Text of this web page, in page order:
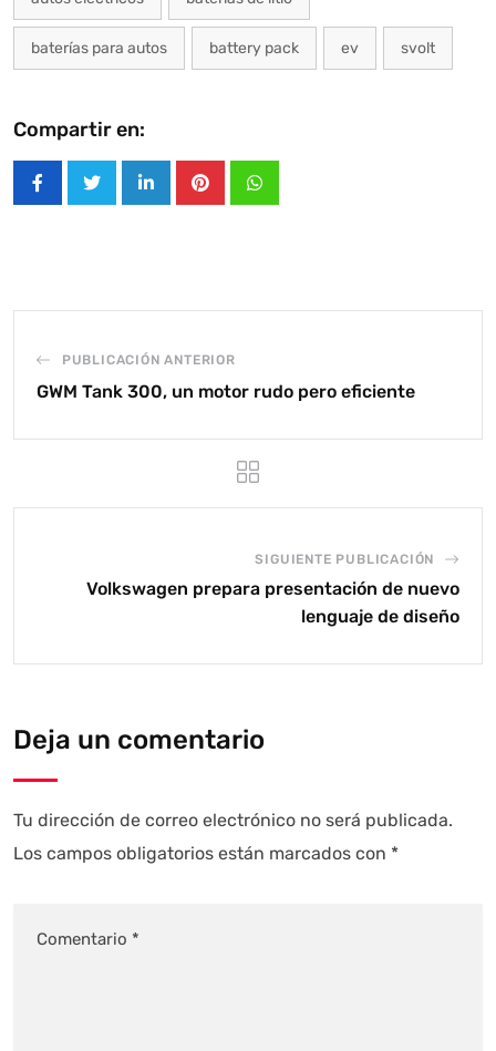
baterías para autos battery pack ev svolt
Compartir en:
LinkedInPinterestWhatsapp
PUBLICACIÓN ANTERIOR
GWM Tank 300, un motor rudo pero eficiente
SIGUIENTE PUBLICACIÓN
Volkswagen prepara presentación de nuevo
lenguaje de diseño
Deja un comentario
Tu dirección de correo electrónico no será publicada.
Los campos obligatorios están marcados con *